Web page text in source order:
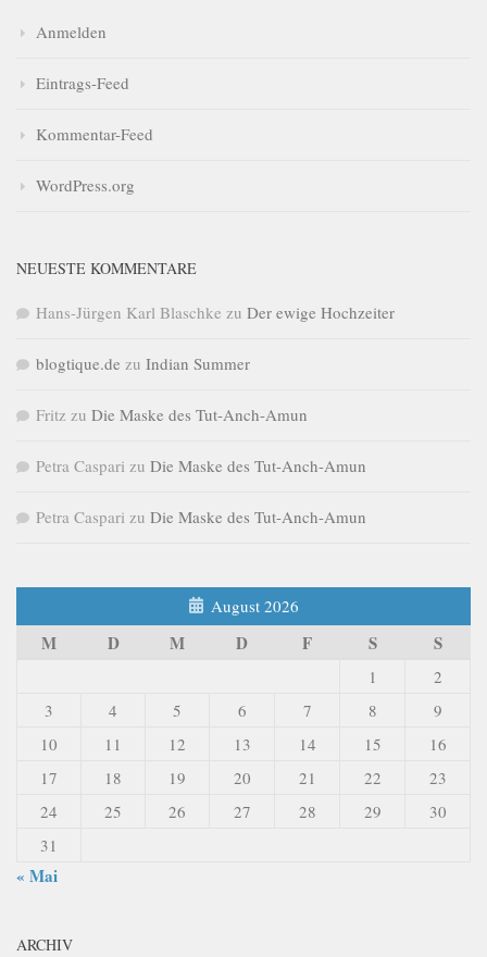
Anmelden
Eintrags-Feed
Kommentar-Feed
WordPress.org
NEUESTE KOMMENTARE
Hans-Jürgen Karl Blaschke zu Der ewige Hochzeiter
blogtique.de zu Indian Summer
Fritz zu Die Maske des Tut-Anch-Amun
Petra Caspari zu Die Maske des Tut-Anch-Amun
Petra Caspari zu Die Maske des Tut-Anch-Amun
August 2026
M D M D F S S
1
2
3
4 5 6 7 8
9
10
11 12 13 14 15
16
17
18 19 20 21 22
23
24
25 26 27 28 29
30
31
« Mai
ARCHIV